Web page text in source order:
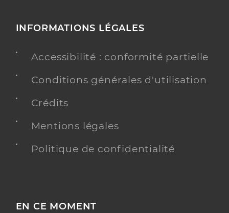
INFORMATIONS LÉGALES
Accessibilité : conformité partielle
Conditions générales d'utilisation
Crédits
Mentions légales
Politique de confidentialité
EN CE MOMENT